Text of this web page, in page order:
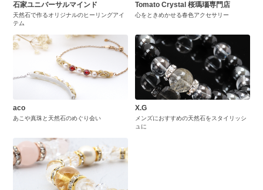
石家ユニバーサルマインド
天然石で作るオリジナルのヒーリングアイ
テム
Tomato Crystal 桜瑪瑙専門店
心をときめかせる春色アクセサリー
aco
あこや真珠と天然石のめぐり会い
X.G
メンズにおすすめの天然石をスタイリッシ
ュに